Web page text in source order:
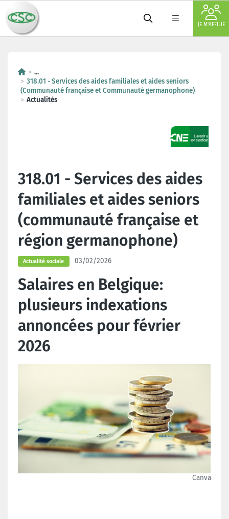
JE M'AFFILIE
...
318.01 - Services des aides familiales et aides seniors
(Communauté française et Communauté germanophone)
Actualités
318.01 - Services des aides
familiales et aides seniors
(communauté française et
région germanophone)
Actualité sociale 03/02/2026
Salaires en Belgique:
plusieurs indexations
annoncées pour février
2026
Canva